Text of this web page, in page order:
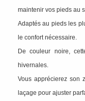
maintenir vos pieds au
Adaptés au pieds les
le confort nécessaire.
De couleur noire,
hivernales.
Vous apprécierez son
laçage pour ajuster